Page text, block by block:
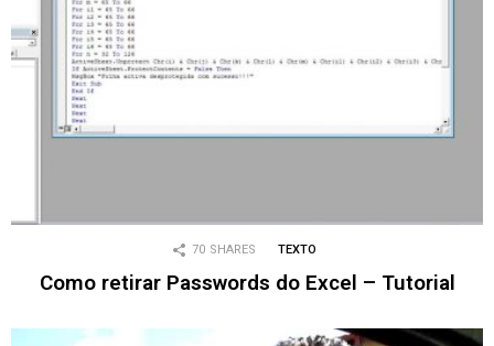
70 SHARES TEXTO
Como retirar Passwords do Excel – Tutorial